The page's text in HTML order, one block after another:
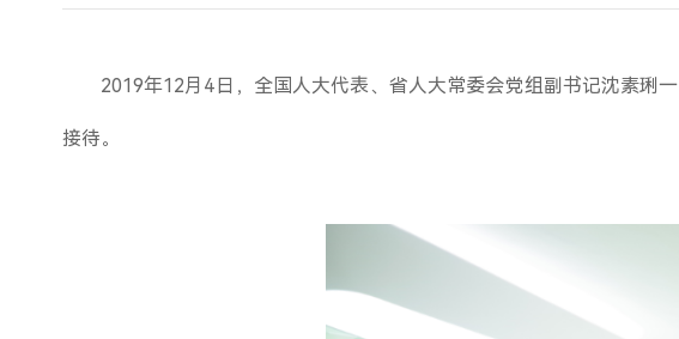
2019年12月4日，全国人大代表、省人大常委会党组副书记沈素琍
接待。